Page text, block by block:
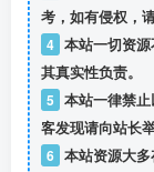
考，如有侵权，
4 本站一切资
其真实性负责。
5 本站一律禁
客发现请向站长
6 本站资源大